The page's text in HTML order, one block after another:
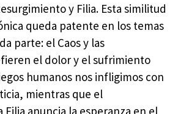
y Filia. Esta similitud
queda patente en los temas
parte: el Caos y las
el dolor y el sufrimiento
humanos nos infligimos con
mientras que el
Filia anuncia la esperanza en el